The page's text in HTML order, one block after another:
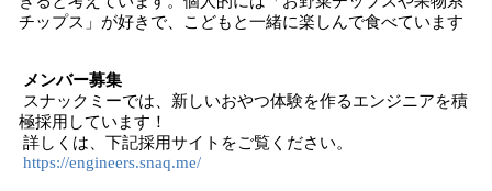
チップス」が好きで、こどもと一緒に楽しんで食べています
メンバー募集
スナックミーでは、新しいおやつ体験を作るエンジニアを積
極採用しています！
詳しくは、下記採用サイトをご覧ください。
https://engineers.snaq.me/